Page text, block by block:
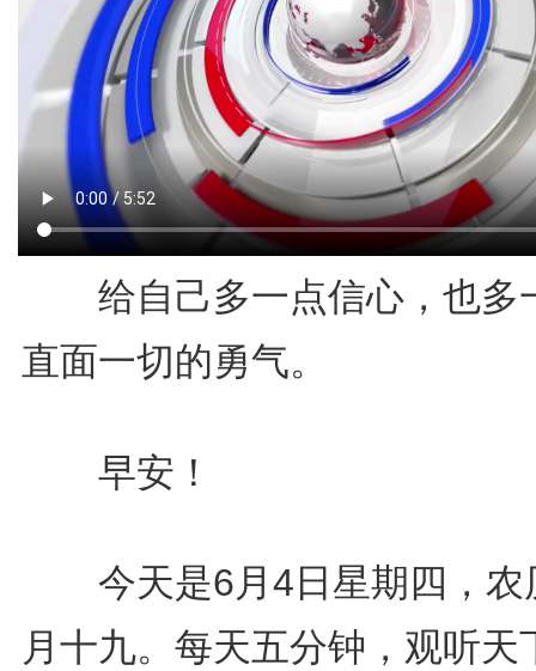
给自己多一点信心，也多
直面一切的勇气。
早安！
今天是6月4日星期四，农
月十九。每天五分钟，观听天